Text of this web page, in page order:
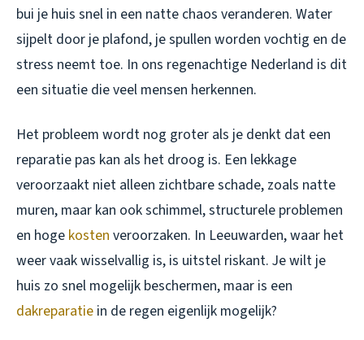
bui je huis snel in een natte chaos veranderen. Water
sijpelt door je plafond, je spullen worden vochtig en de
stress neemt toe. In ons regenachtige Nederland is dit
een situatie die veel mensen herkennen.
Het probleem wordt nog groter als je denkt dat een
reparatie pas kan als het droog is. Een lekkage
veroorzaakt niet alleen zichtbare schade, zoals natte
muren, maar kan ook schimmel, structurele problemen
en hoge kosten veroorzaken. In Leeuwarden, waar het
weer vaak wisselvallig is, is uitstel riskant. Je wilt je
huis zo snel mogelijk beschermen, maar is een
dakreparatie in de regen eigenlijk mogelijk?